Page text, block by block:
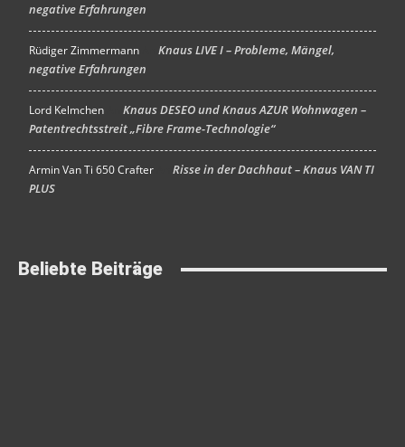
negative Erfahrungen
Rüdiger Zimmermann
Knaus LIVE I – Probleme, Mängel,
negative Erfahrungen
Lord Kelmchen
Knaus DESEO und Knaus AZUR Wohnwagen –
Patentrechtsstreit „Fibre Frame-Technologie“
Armin Van Ti 650 Crafter
Risse in der Dachhaut – Knaus VAN TI
PLUS
Beliebte Beiträge